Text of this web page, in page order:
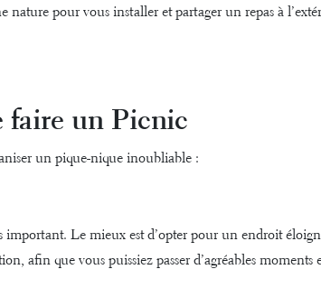
nature pour vous installer et partager un repas à
faire un Picnic
un pique-nique inoubliable :
Le mieux est d’opter pour un endroit
afin que vous puissiez passer d’agréables moments